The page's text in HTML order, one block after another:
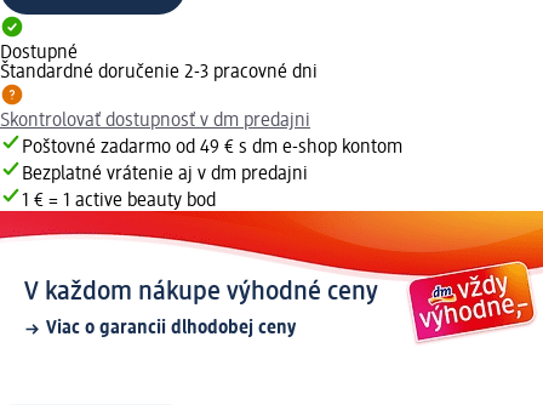
Dostupné
Štandardné doručenie 2-3 pracovné dni
Skontrolovať dostupnosť v dm predajni
Poštovné zadarmo od 49 € s dm e-shop kontom
Bezplatné vrátenie aj v dm predajni
1 € = 1 active beauty bod
V každom nákupe výhodné ceny
Viac o garancii dlhodobej ceny